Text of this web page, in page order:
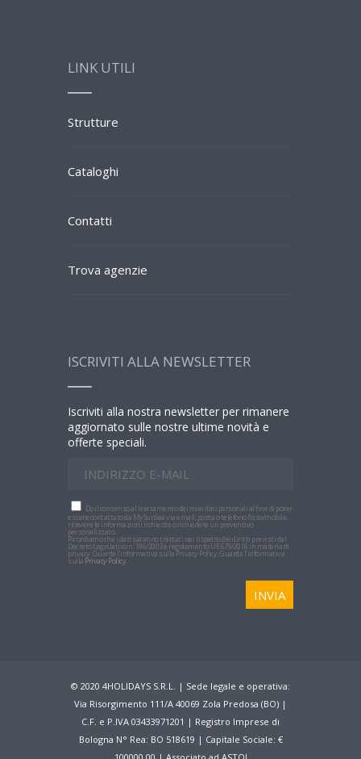
LINK UTILI
Strutture
Cataloghi
Contatti
Trova agenzie
ISCRIVITI ALLA NEWSLETTER
Iscriviti alla nostra newsletter per rimanere
aggiornato sulle nostre ultime novità e
offerte speciali.
Do il consenso al trattamento dei miei dati personali al fine di poter
essere contattato da MySunSea via email, posta o telefono fisso/mobile,
ricevere le informazioni richieste o richiedere un preventivo
personalizzato.
Ricordiamo che i dati saranno trattati nei rispetto dei diritti previsti dal
Decreto Legislativo n. 196/2003 e regolamento UE 679/2016 in materia di
privacy. Guarda l’informativa sulla Privacy Policy. Guarda l’informativa
sulla Privacy Policy
© 2020 4HOLIDAYS S.R.L. | Sede legale e operativa:
Via Risorgimento 111/A 40069 Zola Predosa (BO) |
C.F. e P.IVA 03433971201 | Registro Imprese di
Bologna N° Rea: BO 518619 | Capitale Sociale: €